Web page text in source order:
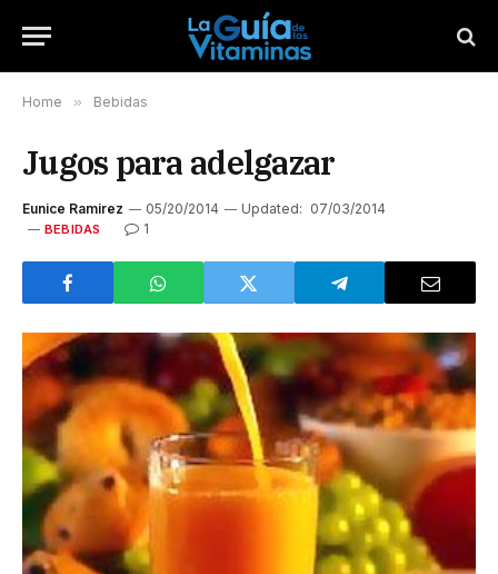
Home » Bebidas
Jugos para adelgazar
Eunice Ramirez 05/20/2014 Updated: 07/03/2014
BEBIDAS 1